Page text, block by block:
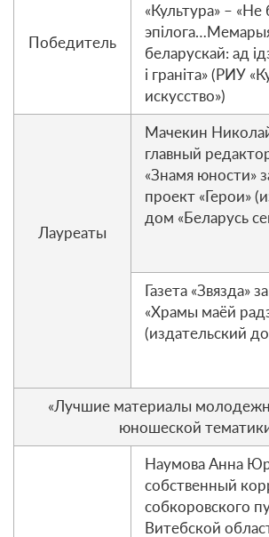
Победитель
«Культура» –
беларускай: ад
і граніта» (РИУ
искусство»)
Лауреаты
Мачекин
главный
«Знамя юности»
проект «Герои»
дом «Беларусь
Газета «Звязда»
«Храмы маёй
(издательский
«Лучшие материалы
юношеской
Наумова Анна
собственный
собкоровского
Витебской